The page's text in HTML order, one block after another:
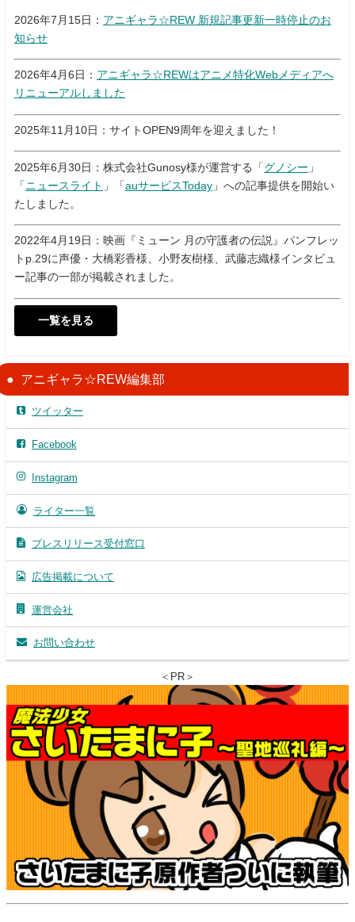
2026年7月15日： アニギャラ☆REW 新規記事更新一時停止のお
知らせ
2026年4月6日： アニギャラ☆REWはアニメ特化Webメディアへ
リニューアルしました
2025年11月10日：サイトOPEN9周年を迎えました！
2025年6月30日：株式会社Gunosy様が運営する「 グノシー 」
「 ニュースライト 」「auサービスToday 」への記事提供を開始い
たしました。
2022年4月19日：映画『ミューン 月の守護者の伝説』パンフレッ
トp.29に声優・大橋彩香様、小野友樹様、武藤志織様インタビュ
ー記事の一部が掲載されました。
一覧を見る
アニギャラ☆REW編集部
ツイッター
Facebook
Instagram
ライター一覧
プレスリリース受付窓口
広告掲載について
運営会社
お問い合わせ
＜PR＞